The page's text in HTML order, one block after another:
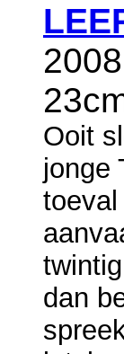
Ooit
jonge
dan